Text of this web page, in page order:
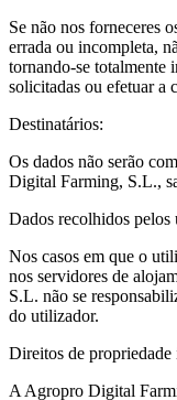
Se não nos forneceres
errada ou incompleta,
tornando-se totalmente
solicitadas ou efetuar a
Destinatários:
Os dados não serão
Digital Farming, S.L.,
Dados recolhidos pelos
Nos casos em que o
nos servidores de
S.L. não se
do utilizador.
Direitos de
A Agropro Digital